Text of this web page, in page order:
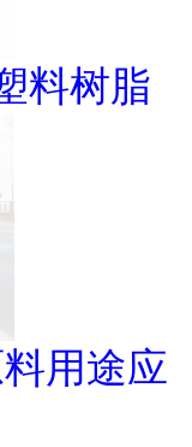
料树脂
用途应